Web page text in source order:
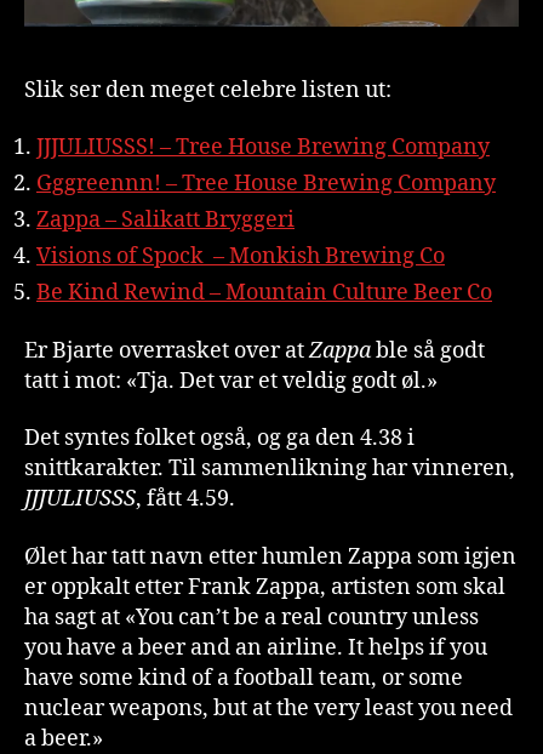
Slik ser den meget celebre listen ut:
JJJULIUSSS! – Tree House Brewing Company
Gggreennn! – Tree House Brewing Company
Zappa – Salikatt Bryggeri
Visions of Spock – Monkish Brewing Co
Be Kind Rewind – Mountain Culture Beer Co
Er Bjarte overrasket over atZappable så godt
tatt i mot: «Tja. Det var et veldig godt øl.»
Det syntes folket også, og ga den 4.38 i
snittkarakter. Til sammenlikning har vinneren,
JJJULIUSSS, fått 4.59.
Ølet har tatt navn etter humlen Zappa som igjen
er oppkalt etter Frank Zappa, artisten som skal
ha sagt at «You can’t be a real country unless
you have a beer and an airline. It helps if you
have some kind of a football team, or some
nuclear weapons, but at the very least you need
a beer.»